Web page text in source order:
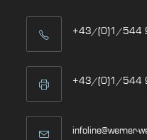
+43/(0)1/544
+43/(0)1/544
infoline@werner-